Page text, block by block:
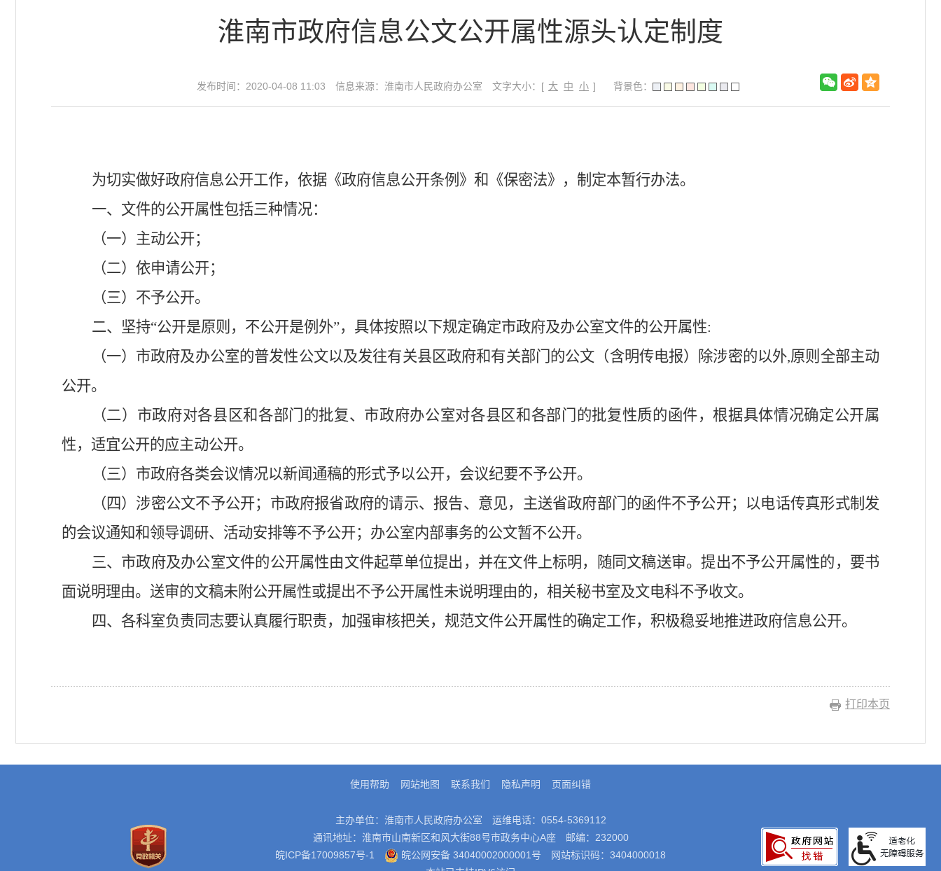
淮南市政府信息公文公开属性源头认定制度
发布时间：2020-04-08 11:03 信息来源：淮南市人民政府办公室 文字大小：[ 大 中 小 ] 背景色：
为切实做好政府信息公开工作，依据《政府信息公开条例》和《保密法》，制定本暂行办法。
一、文件的公开属性包括三种情况：
（一）主动公开；
（二）依申请公开；
（三）不予公开。
二、坚持“公开是原则，不公开是例外”，具体按照以下规定确定市政府及办公室文件的公开属性:
（一）市政府及办公室的普发性公文以及发往有关县区政府和有关部门的公文（含明传电报）除涉密的以外,原则全部主动
公开。
（二）市政府对各县区和各部门的批复、市政府办公室对各县区和各部门的批复性质的函件，根据具体情况确定公开属
性，适宜公开的应主动公开。
（三）市政府各类会议情况以新闻通稿的形式予以公开，会议纪要不予公开。
（四）涉密公文不予公开；市政府报省政府的请示、报告、意见，主送省政府部门的函件不予公开；以电话传真形式制发
的会议通知和领导调研、活动安排等不予公开；办公室内部事务的公文暂不公开。
三、市政府及办公室文件的公开属性由文件起草单位提出，并在文件上标明，随同文稿送审。提出不予公开属性的，要书
面说明理由。送审的文稿未附公开属性或提出不予公开属性未说明理由的，相关秘书室及文电科不予收文。
四、各科室负责同志要认真履行职责，加强审核把关，规范文件公开属性的确定工作，积极稳妥地推进政府信息公开。
打印本页
使用帮助 网站地图 联系我们 隐私声明 页面纠错
主办单位：淮南市人民政府办公室
运维电话：0554-5369112
通讯地址：淮南市山南新区和风大街88号市政务中心A座
邮编：232000
皖ICP备17009857号-1
皖公网安备 34040002000001号
网站标识码：3404000018